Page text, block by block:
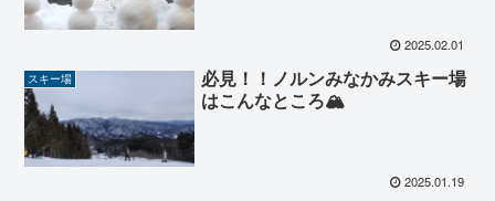
2025.02.01
スキー場
必見！！ノルンみなかみスキー場
はこんなところ🏔
2025.01.19